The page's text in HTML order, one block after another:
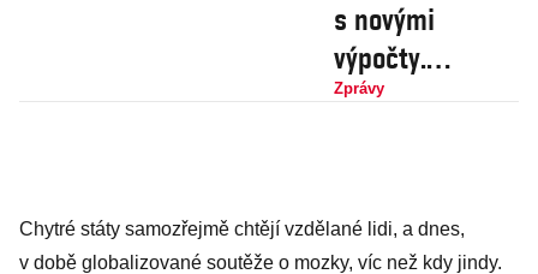
s novými
výpočty.
Pravděpodobno
života je
obrovská
Zprávy
Chytré státy samozřejmě chtějí vzdělané lidi, a dnes,
v době globalizované soutěže o mozky, víc než kdy jindy.